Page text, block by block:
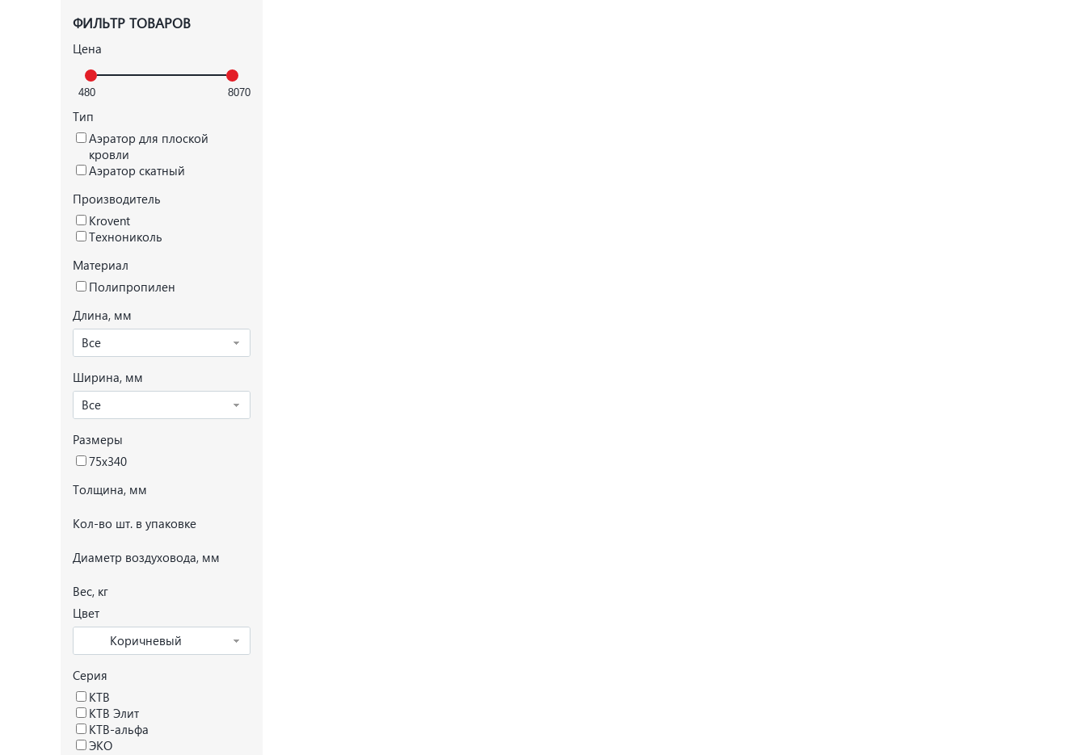
ФИЛЬТР ТОВАРОВ
Цена
Тип
Аэратор для плоской
кровли
Аэратор скатный
Производитель
Krovent
Технониколь
Материал
Полипропилен
Длина, мм
Все
Ширина, мм
Все
Размеры
75х340
Толщина, мм
Кол-во шт. в упаковке
Диаметр воздуховода, мм
Вес, кг
Цвет
Коричневый
Серия
КТВ
КТВ Элит
КТВ-альфа
ЭКО